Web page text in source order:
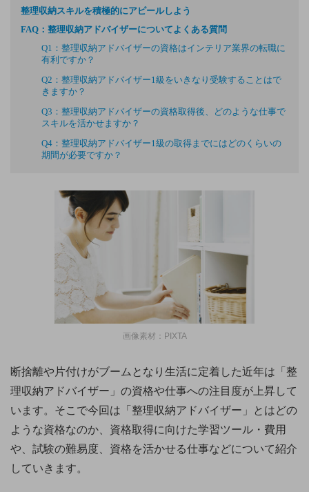
整理収納スキルを積極的にアピールしよう
FAQ：整理収納アドバイザーについてよくある質問
Q1：整理収納アドバイザーの資格はインテリア業界の転職に
有利ですか？
Q2：整理収納アドバイザー1級をいきなり受験することはで
きますか？
Q3：整理収納アドバイザーの資格取得後、どのような仕事で
スキルを活かせますか？
Q4：整理収納アドバイザー1級の取得までにはどのくらいの
期間が必要ですか？
画像素材：PIXTA
断捨離や片付けがブームとなり生活に定着した近年は「整
理収納アドバイザー」の資格や仕事への注目度が上昇して
います。そこで今回は「整理収納アドバイザー」とはどの
ような資格なのか、資格取得に向けた学習ツール・費用
や、試験の難易度、資格を活かせる仕事などについて紹介
していきます。